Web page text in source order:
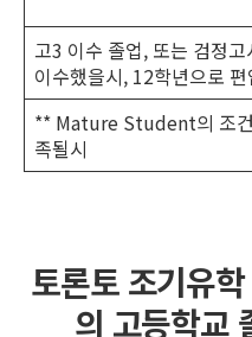
고3 이수 졸업, 또는 검정고
이수했을시, 12학년으로 편
** Mature Student의 조
족될시
토론토 조기유
의 고등학교